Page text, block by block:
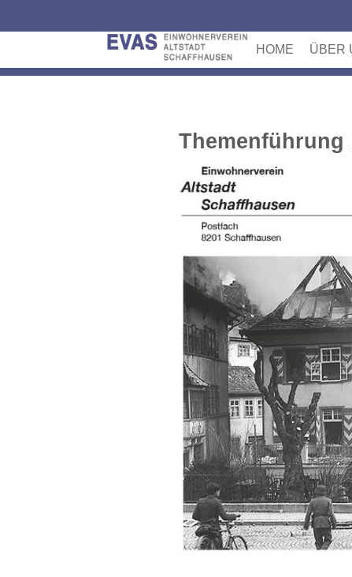
HOME ÜBER
Themenführung